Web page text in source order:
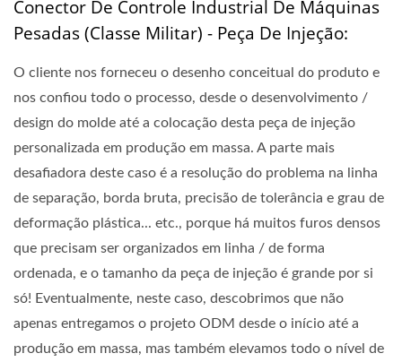
Conector De Controle Industrial De Máquinas
Pesadas (Classe Militar) - Peça De Injeção:
O cliente nos forneceu o desenho conceitual do produto e
nos confiou todo o processo, desde o desenvolvimento /
design do molde até a colocação desta peça de injeção
personalizada em produção em massa. A parte mais
desafiadora deste caso é a resolução do problema na linha
de separação, borda bruta, precisão de tolerância e grau de
deformação plástica... etc., porque há muitos furos densos
que precisam ser organizados em linha / de forma
ordenada, e o tamanho da peça de injeção é grande por si
só! Eventualmente, neste caso, descobrimos que não
apenas entregamos o projeto ODM desde o início até a
produção em massa, mas também elevamos todo o nível de